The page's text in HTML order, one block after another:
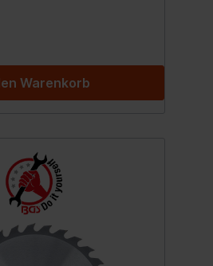
Warenkorb